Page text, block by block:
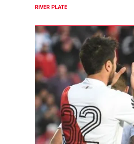
RIVER PLATE